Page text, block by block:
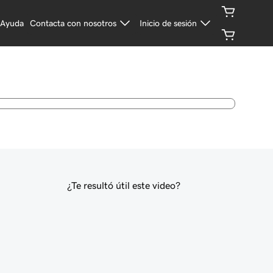
Ayuda Contacta con nosotros Inicio de sesión
¿Te resultó útil este video?